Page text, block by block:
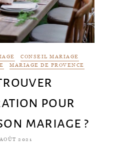
CONSEIL MARIAGE
MARIAGE DE PROVENCE
pour
mariage ?
2021